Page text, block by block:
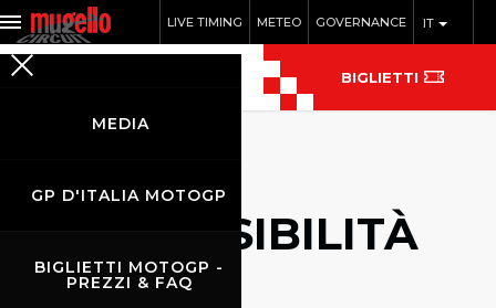
IT
LIVE TIMING METEO GOVERNANCE
MEDIA
GP D'ITALIA MOTOGP
BIGLIETTI MOTOGP -
PREZZI & FAQ
BIGLIETTI
ACCESSIBILITÀ